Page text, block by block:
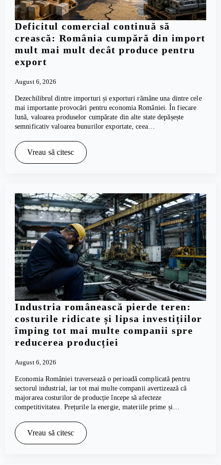
Deficitul comercial continuă să
crească: România cumpără din import
mult mai mult decât produce pentru
export
August 6, 2026
Dezechilibrul dintre importuri și exporturi rămâne una dintre cele
mai importante provocări pentru economia României. În fiecare
lună, valoarea produselor cumpărate din alte state depășește
semnificativ valoarea bunurilor exportate, ceea…
Vreau să citesc
Industria românească pierde teren:
costurile ridicate și lipsa investițiilor
împing tot mai multe companii spre
reducerea producției
August 6, 2026
Economia României traversează o perioadă complicată pentru
sectorul industrial, iar tot mai multe companii avertizează că
majorarea costurilor de producție începe să afecteze
competitivitatea. Prețurile la energie, materiile prime și…
Vreau să citesc